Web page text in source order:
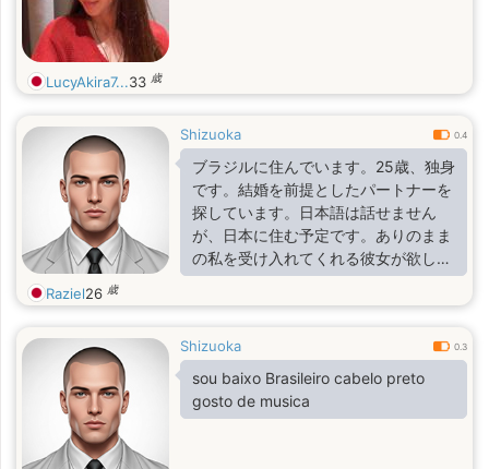
LucyAkira7...33 歳
Shizuoka 0.4
ブラジルに住んでいます。25歳、独身
です。結婚を前提としたパートナーを
探しています。日本語は話せません
が、日本に住む予定です。ありのまま
の私を受け入れてくれる彼女が欲しい
です。
Raziel26 歳
Shizuoka 0.3
sou baixo Brasileiro cabelo preto
gosto de musica